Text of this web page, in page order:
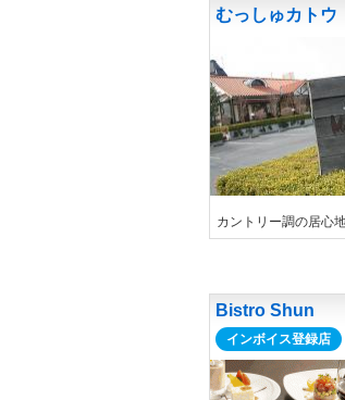
むっしゅカトウ
カントリー調の居心
Bistro Shun
インボイス登録店